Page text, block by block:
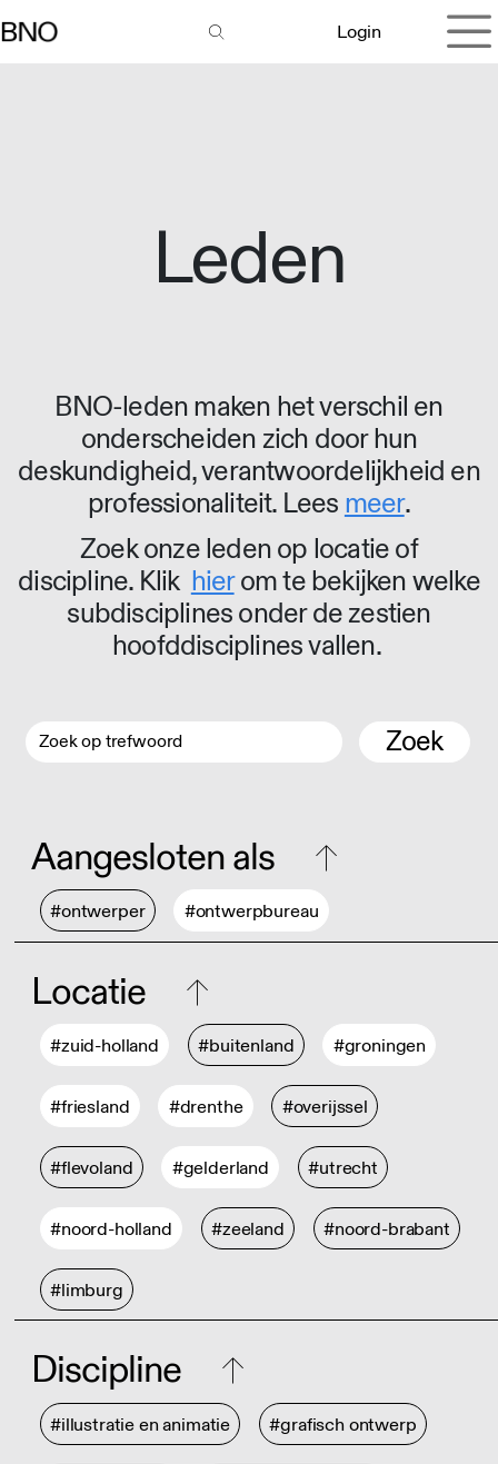
Login
Leden
BNO-leden maken het verschil en
onderscheiden zich door hun
deskundigheid, verantwoordelijkheid en
professionaliteit. Lees meer.
Zoek onze leden op locatie of
discipline. Klik hierom te bekijken welke
subdisciplines onder de zestien
hoofddisciplines vallen.
Zoek
Aangesloten als
#ontwerper #ontwerpbureau
Locatie
#zuid-holland #buitenland #groningen
#friesland #drenthe #overijssel
#flevoland #gelderland #utrecht
#noord-holland #zeeland #noord-brabant
#limburg
Discipline
#illustratie en animatie #grafisch ontwerp